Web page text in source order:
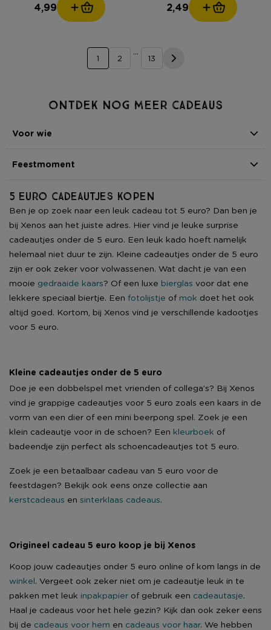
4,99 2,49
1 2
...
13
Ontdek nog meer cadeaus
Voor wie
Feestmoment
5 euro cadeautjes kopen
Ben je op zoek naar een leuk cadeau tot 5 euro? Dan ben je
bij Xenos aan het juiste adres. Hier vind je leuke surprise
cadeautjes onder de 5 euro. Een leuk kado hoeft namelijk
helemaal niet duur te zijn. Kleine cadeautjes onder de 5 euro
zijn er ook zeker voor volwassenen. Wat dacht je van een
mooie gedraaide kaars? Of een luxe bierglas voor dat ene
lekkere speciaal biertje. Een fotolijstje of mok doet het ook
altijd goed. Kortom, bij Xenos vind je verschillende kadootjes
voor 5 euro.
Kleine cadeautjes onder de 5 euro
Doe je een dobbelspel met vrienden of collega’s? Bij Xenos
vind je grappige cadeautjes voor 5 euro zoals een kaars in de
vorm van een dier of een mini beerpong spel. Zoek je een
klein cadeautje voor in de schoen? Een kleurboek of
badeendje zijn perfect als schoencadeautjes tot 5 euro.
Zoek je een betaalbaar cadeau van 5 euro voor de
feestdagen? Bekijk ook eens onze collectie aan
kerstcadeaus en sinterklaas cadeaus.
Origineel cadeau 5 euro koop je bij Xenos
Koop jouw cadeautjes onder 5 euro online of kom langs in de
winkel. Vergeet ook zeker niet om je cadeautje leuk in te
pakken met leuk inpakpapier of gebruik een cadeautasje.
Haal je cadeaus voor het hele gezin? Kijk dan ook zeker eens
bij de cadeaus voor hem en cadeaus voor haar. We hebben